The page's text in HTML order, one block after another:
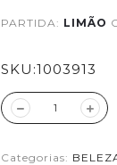
PARTIDA: LIMÃO
SKU:1003913
Categorias: